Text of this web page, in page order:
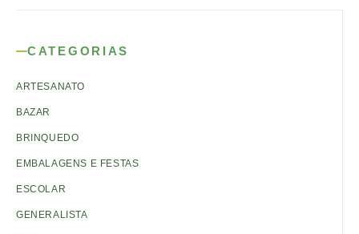
CATEGORIAS
ARTESANATO
BAZAR
BRINQUEDO
EMBALAGENS E FESTAS
ESCOLAR
GENERALISTA